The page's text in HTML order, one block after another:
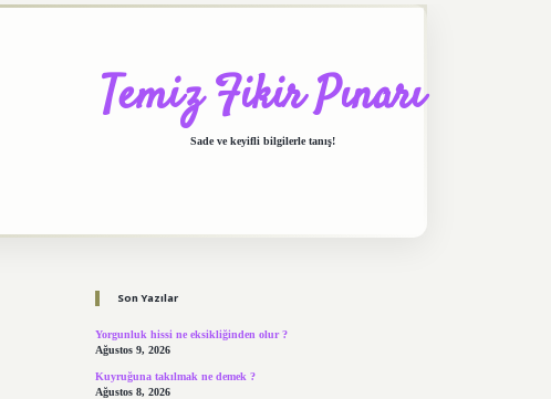
Temiz Fikir Pınarı
Sade ve keyifli bilgilerle tanış!
Son Yazılar
Yorgunluk hissi ne eksikliğinden olur ?
Ağustos 9, 2026
Kuyruğuna takılmak ne demek ?
Ağustos 8, 2026